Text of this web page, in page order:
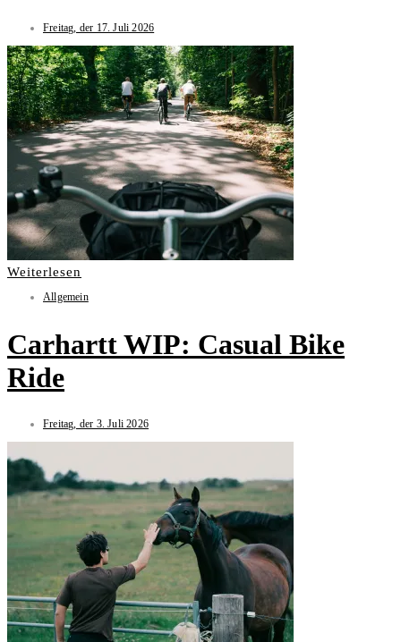
Freitag, der 17. Juli 2026
Weiterlesen
Allgemein
Carhartt WIP: Casual Bike
Ride
Freitag, der 3. Juli 2026